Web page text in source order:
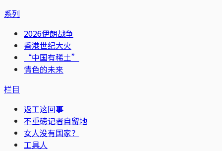
系列
2026伊朗战争
香港世纪大火
“中国有稀土”
情色的未来
栏目
返工这回事
不重磅记者自留地
女人没有国家？
工具人